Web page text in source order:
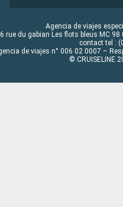
Agencia de viajes
rue du gabian Les flots bleus MC
contact tel :
de viajes n° 006 02 0007 –
© CRUISELINE